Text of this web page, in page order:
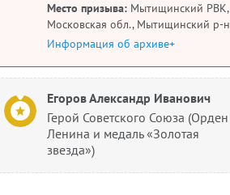
Место призыва: Мытищинский РВК,
Московская обл., Мытищинский р-н
Информация об архиве+
Егоров Александр Иванович
Герой Советского Союза (Орден
Ленина и медаль «Золотая
звезда»)